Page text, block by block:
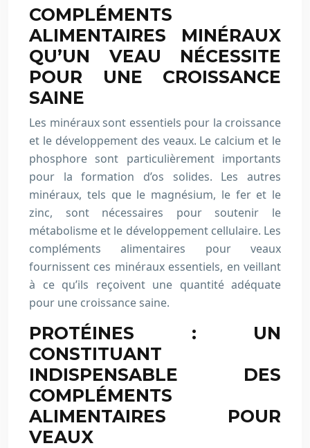
COMPLÉMENTS
ALIMENTAIRES MINÉRAUX
QU’UN VEAU NÉCESSITE
POUR UNE CROISSANCE
SAINE
Les minéraux sont essentiels pour la croissance
et le développement des veaux. Le calcium et le
phosphore sont particulièrement importants
pour la formation d’os solides. Les autres
minéraux, tels que le magnésium, le fer et le
zinc, sont nécessaires pour soutenir le
métabolisme et le développement cellulaire. Les
compléments alimentaires pour veaux
fournissent ces minéraux essentiels, en veillant
à ce qu’ils reçoivent une quantité adéquate
pour une croissance saine.
PROTÉINES : UN
CONSTITUANT
INDISPENSABLE DES
COMPLÉMENTS
ALIMENTAIRES POUR
VEAUX